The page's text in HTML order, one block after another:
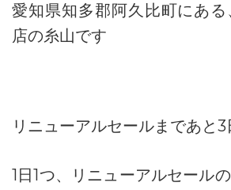
愛知県知多郡阿久比町にあ
店の糸山です
リニューアルセールまであと3
1日1つ、リニューアルセール